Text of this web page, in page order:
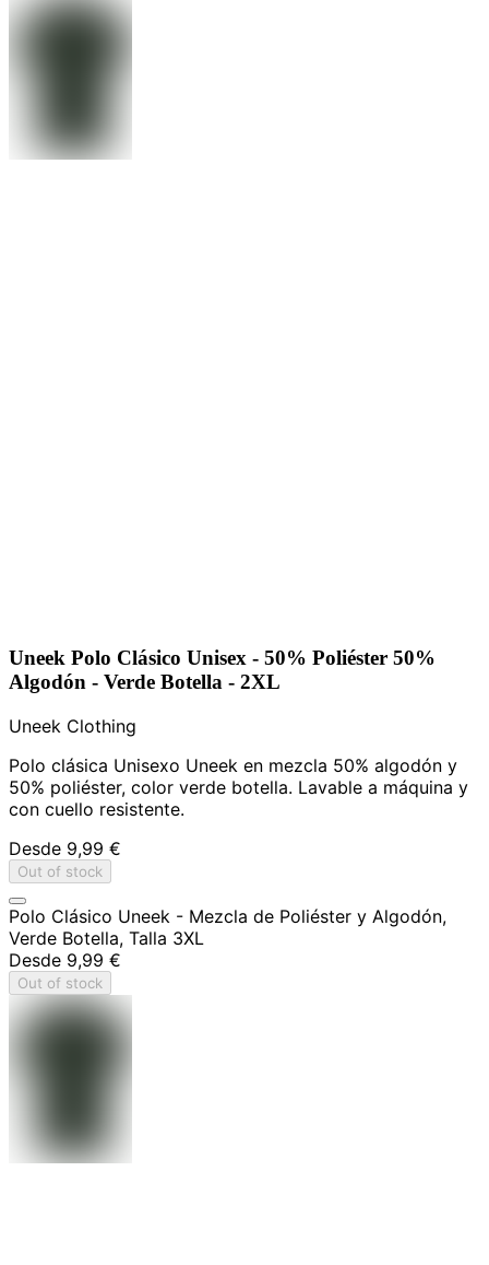
Uneek Polo Clásico Unisex - 50% Poliéster 50%
Algodón - Verde Botella - 2XL
Uneek Clothing
Polo clásica Unisexo Uneek en mezcla 50% algodón y
50% poliéster, color verde botella. Lavable a máquina y
con cuello resistente.
Desde 9,99 €
Out of stock
Polo Clásico Uneek - Mezcla de Poliéster y Algodón,
Verde Botella, Talla 3XL
Desde 9,99 €
Out of stock